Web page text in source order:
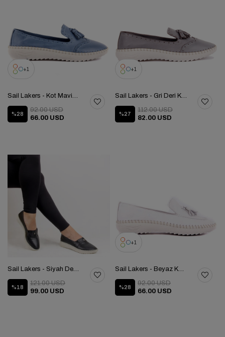
1
Sail Lakers - Kot Mavisi Kadın Günlük Ayakkabı 104-3038-3627
%28
66.00 USD
92.00 USD
1
Sail Lakers - Gri Deri Kadın Günlük Ayakkabı 104-3038-3627
%27
82.00 USD
112.00 USD
Sail Lakers - Siyah Deri Kadın Günlük Ayakkabı 104-3042-3627
%18
99.00 USD
121.00 USD
1
Sail Lakers - Beyaz Kadın Günlük Ayakkabı 104-3043-3627
%28
66.00 USD
92.00 USD